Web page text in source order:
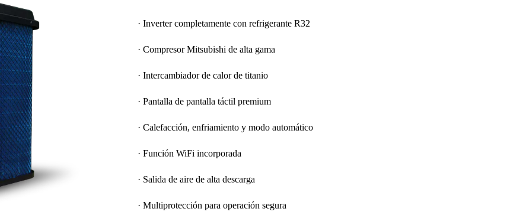
· Inverter completamente con refrigerante R32
· Compresor Mitsubishi de alta gama
· Intercambiador de calor de titanio
· Pantalla de pantalla táctil premium
· Calefacción, enfriamiento y modo automático
· Función WiFi incorporada
· Salida de aire de alta descarga
· Multiprotección para operación segura